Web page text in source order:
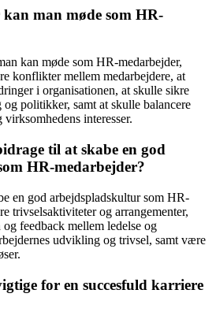
man møde som HR-
kan møde som HR-medarbejder,
konflikter mellem medarbejdere, at
i organisationen, at skulle sikre
politikker, samt at skulle balancere
interesser.
til at skabe en god
HR-medarbejder?
en god arbejdspladskultur som HR-
trivselsaktiviteter og arrangementer,
feedback mellem ledelse og
udvikling og trivsel, samt være
for en succesfuld karriere